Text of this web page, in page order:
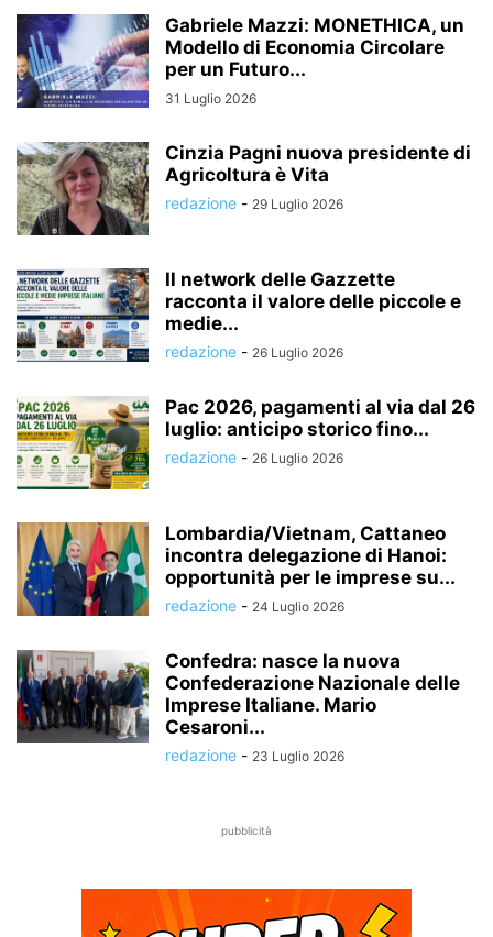
Gabriele Mazzi: MONETHICA, un
Modello di Economia Circolare
per un Futuro...
31 Luglio 2026
Cinzia Pagni nuova presidente di
Agricoltura è Vita
redazione - 29 Luglio 2026
Il network delle Gazzette
racconta il valore delle piccole e
medie...
redazione - 26 Luglio 2026
Pac 2026, pagamenti al via dal 26
luglio: anticipo storico fino...
redazione - 26 Luglio 2026
Lombardia/Vietnam, Cattaneo
incontra delegazione di Hanoi:
opportunità per le imprese su...
redazione - 24 Luglio 2026
Confedra: nasce la nuova
Confederazione Nazionale delle
Imprese Italiane. Mario
Cesaroni...
redazione - 23 Luglio 2026
pubblicità